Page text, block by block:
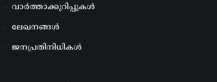
വാർത്താക്കുറിപ്പുകൾ
ലേഖനങ്ങൾ
ജനപ്രതിനിധികൾ